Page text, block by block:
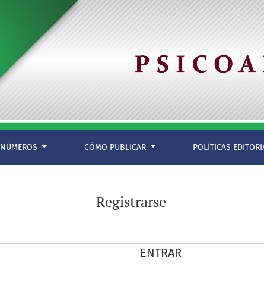
NÚMEROS CÓMO PUBLICAR POLÍTICAS
Registrarse
ENTRAR